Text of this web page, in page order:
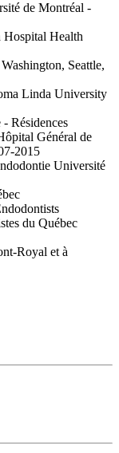
de Montréal -
Hospital Health
Seattle,
Linda University
Résidences
Général de
2015
Université
du Québec
Royal et à